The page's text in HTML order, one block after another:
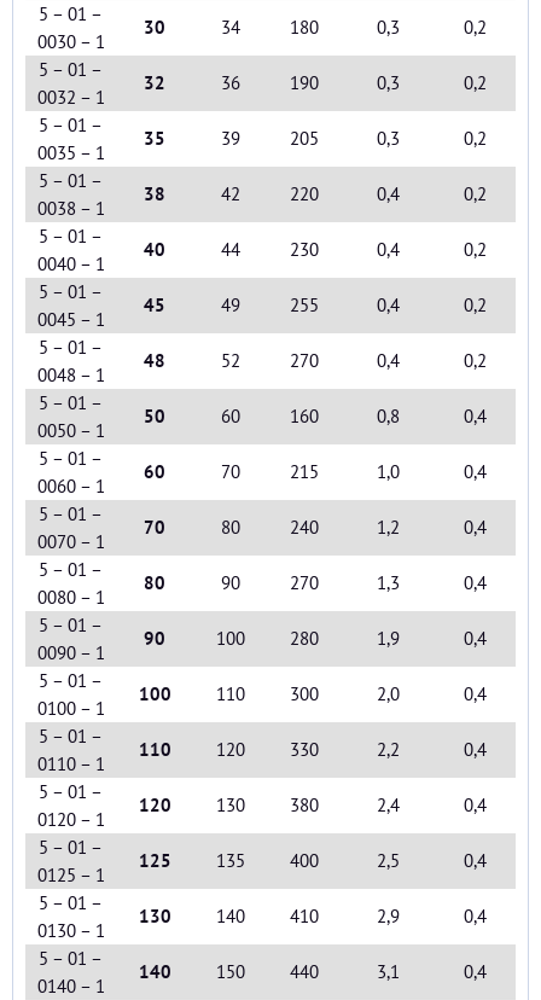
5 – 01 –
0030 – 1
30 34 180 0,3
0,2
5 – 01 –
0032 – 1
32 36 190 0,3
0,2
5 – 01 –
0035 – 1
35 39 205 0,3
0,2
5 – 01 –
0038 – 1
38 42 220 0,4
0,2
5 – 01 –
0040 – 1
40 44 230 0,4
0,2
5 – 01 –
0045 – 1
45 49 255 0,4
0,2
5 – 01 –
0048 – 1
48 52 270 0,4
0,2
5 – 01 –
0050 – 1
50 60 160 0,8
0,4
5 – 01 –
0060 – 1
60 70 215 1,0
0,4
5 – 01 –
0070 – 1
70 80 240 1,2
0,4
5 – 01 –
0080 – 1
80 90 270 1,3
0,4
5 – 01 –
0090 – 1
90 100 280 1,9
0,4
5 – 01 –
0100 – 1
100 110 300 2,0
0,4
5 – 01 –
0110 – 1
110 120 330 2,2
0,4
5 – 01 –
0120 – 1
120 130 380 2,4
0,4
5 – 01 –
0125 – 1
125 135 400 2,5
0,4
5 – 01 –
0130 – 1
130 140 410 2,9
0,4
5 – 01 –
0140 – 1
140 150 440 3,1
0,4